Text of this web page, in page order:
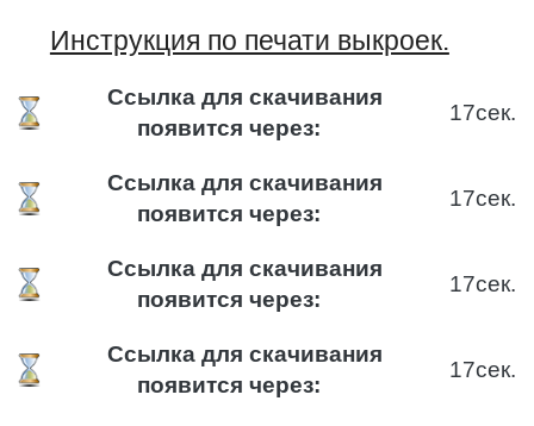
Инструкция по печати выкроек.
Ссылка для скачивания
появится через:
16сек.
Ссылка для скачивания
появится через:
16сек.
Ссылка для скачивания
появится через:
16сек.
Ссылка для скачивания
появится через:
16сек.